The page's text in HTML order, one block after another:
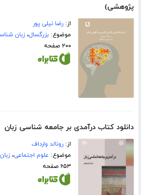
پژوهشی)
از:رضا نیلی پور
موضوع:بزرگسال،زبان
۲۰۰ صفحه
دانلود کتاب درآمدی بر جامعه شناسی زبان
از:رونالد وارداف
موضوع: علوم اجتماعی،
۶۵۳ صفحه